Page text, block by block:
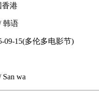
香港
韩语
09-15(多伦多电影节)
wa